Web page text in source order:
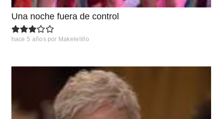
Una noche fuera de control
hace 5 años por Makelelillo